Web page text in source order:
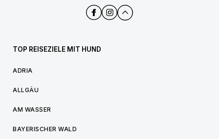
TOP REISEZIELE MIT HUND
ADRIA
ALLGÄU
AM WASSER
BAYERISCHER WALD